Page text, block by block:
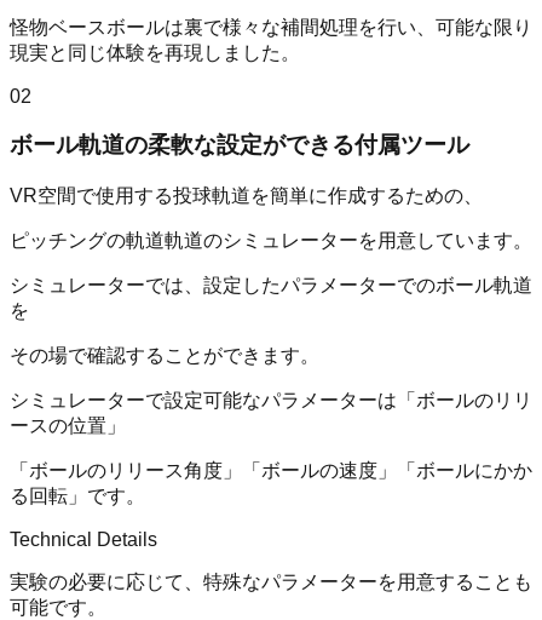
怪物ベースボールは裏で様々な補間処理を行い、可能な限り
現実と同じ体験を再現しました。
02
ボール軌道の柔軟な設定ができる付属ツール
VR空間で使用する投球軌道を簡単に作成するための、
ピッチングの軌道軌道のシミュレーターを用意しています。
シミュレーターでは、設定したパラメーターでのボール軌道
を
その場で確認することができます。
シミュレーターで設定可能なパラメーターは「ボールのリリ
ースの位置」
「ボールのリリース角度」「ボールの速度」「ボールにかか
る回転」です。
Technical Details
実験の必要に応じて、特殊なパラメーターを用意することも
可能です。